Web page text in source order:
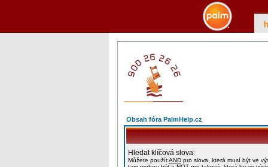
Obsah fóra PalmHelp.cz
Hledat klíčová slova:
Můžete použítAND pro slova, která musí být ve